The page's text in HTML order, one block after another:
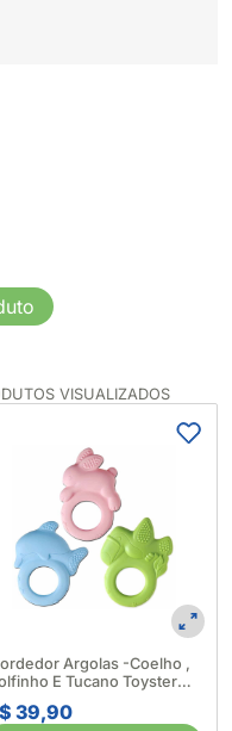
VISUALIZADOS
Argolas -Coelho ,
E Tucano Toyster
39,90